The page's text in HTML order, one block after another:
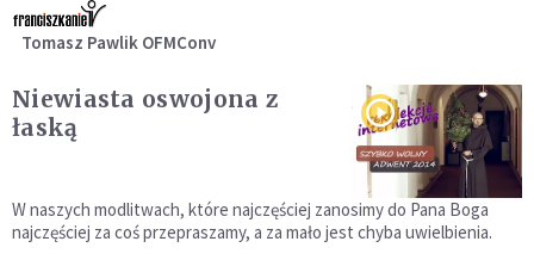
Tomasz Pawlik OFMConv
Niewiasta oswojona z
łaską
W naszych modlitwach, które najczęściej zanosimy do Pana Boga
najczęściej za coś przepraszamy, a za mało jest chyba uwielbienia.